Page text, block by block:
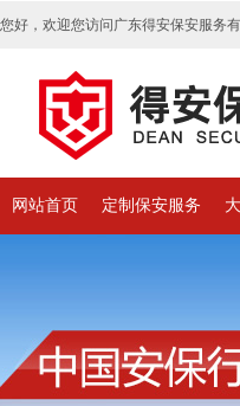
您好，欢迎您访问广东得安保安服务
网站首页 定制保安服务